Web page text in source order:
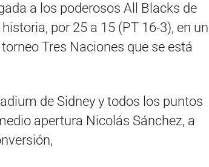
a los poderosos All Blacks de
por 25 a 15 (PT 16-3), en un
Tres Naciones que se está
de Sidney y todos los puntos
apertura Nicolás Sánchez, a